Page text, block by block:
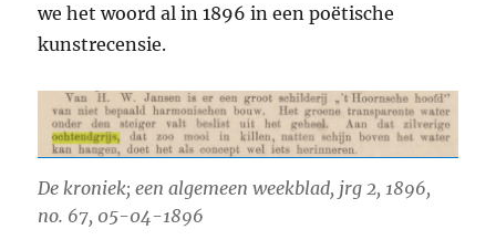
we het woord al in 1896 in een poëtische
kunstrecensie.
De kroniek; een algemeen weekblad, jrg 2, 1896,
no. 67, 05-04-1896